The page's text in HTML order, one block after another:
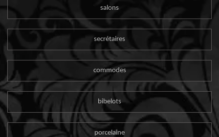
salons
secrétaires
commodes
bibelots
porcelaine